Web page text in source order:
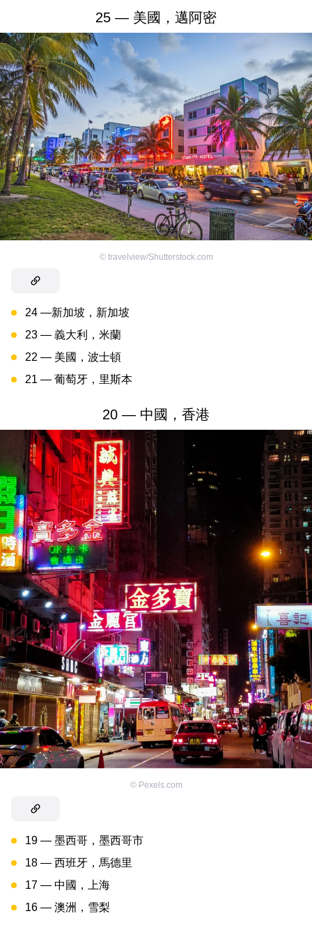
25 — 美國，邁阿密
© travelview/Shutterstock.com
24 —新加坡，新加坡
23 — 義大利，米蘭
22 — 美國，波士頓
21 — 葡萄牙，里斯本
20 — 中國，香港
© Pexels.com
19 — 墨西哥，墨西哥市
18 — 西班牙，馬德里
17 — 中國，上海
16 — 澳洲，雪梨